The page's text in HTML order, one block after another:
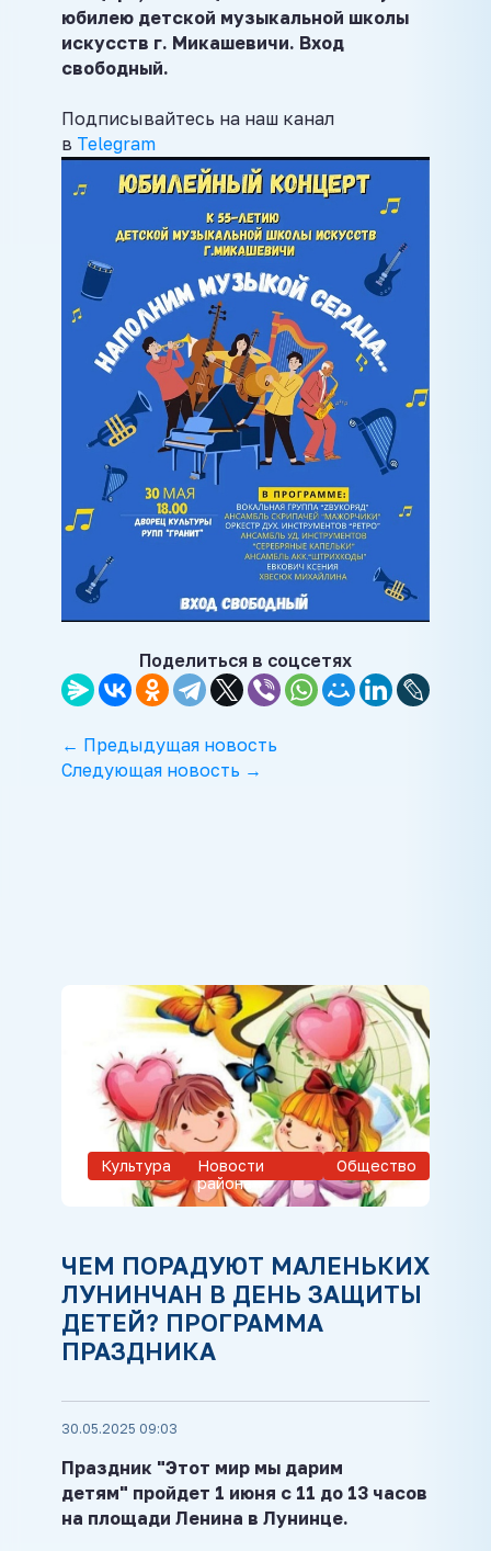
юбилею детской музыкальной школы
искусств г. Микашевичи. Вход
свободный.
Подписывайтесь на наш канал
в Telegram
Поделиться в соцсетях
← Предыдущая новость
Следующая новость →
Культура
Новости
района
Общество
ЧЕМ ПОРАДУЮТ МАЛЕНЬКИХ
ЛУНИНЧАН В ДЕНЬ ЗАЩИТЫ
ДЕТЕЙ? ПРОГРАММА
ПРАЗДНИКА
30.05.2025 09:03
Праздник "Этот мир мы дарим
детям" пройдет 1 июня с 11 до 13 часов
на площади Ленина в Лунинце.